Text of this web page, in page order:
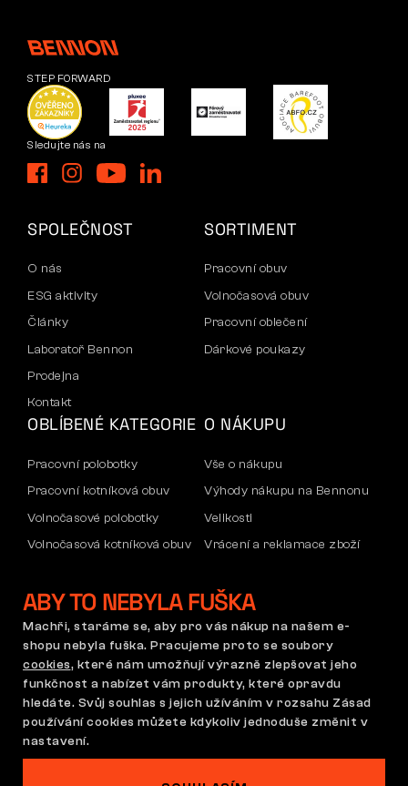
STEP FORWARD
Sledujte nás na
SPOLEČNOST
O nás
ESG aktivity
Články
Laboratoř Bennon
Prodejna
Kontakt
SORTIMENT
Pracovní obuv
Volnočasová obuv
Pracovní oblečení
Dárkové poukazy
OBLÍBENÉ KATEGORIE
Pracovní polobotky
Pracovní kotníková obuv
Volnočasové polobotky
Volnočasová kotníková obuv
Mikiny
O NÁKUPU
Vše o nákupu
Výhody nákupu na Bennonu
Velikosti
Vrácení a reklamace zboží
Firemní účet
Reklamace a záruka
Obchodní podmínky
Reklamační řád
Nastavení cookies
GDPR
ABY TO NEBYLA FUŠKA
Machři, staráme se, aby pro vás nákup na našem e-
shopu nebyla fuška. Pracujeme proto se soubory
cookies, které nám umožňují výrazně zlepšovat jeho
funkčnost a nabízet vám produkty, které opravdu
hledáte. Svůj souhlas s jejich užíváním v rozsahu Zásad
používání cookies můžete kdykoliv jednoduše změnit v
nastavení.